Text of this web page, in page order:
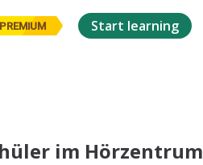
PREMIUM Start learning
im Hörzentrum